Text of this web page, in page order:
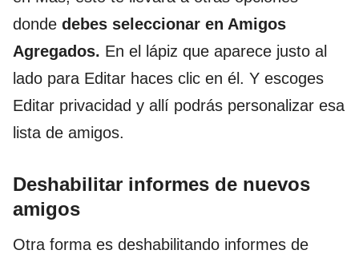
donde debes seleccionar en Amigos
Agregados. En el lápiz que aparece justo al
lado para Editar haces clic en él. Y escoges
Editar privacidad y allí podrás personalizar esa
lista de amigos.
Deshabilitar informes de nuevos
amigos
Otra forma es deshabilitando informes de